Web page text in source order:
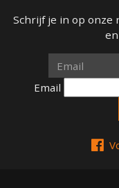
Schrijf je in op onze
Email